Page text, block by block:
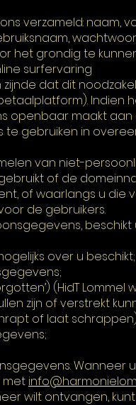
verzameld: naam,
het grondig te
surfervaring
dat dit
Indien
openbaar maakt aan
gebruiken in
van niet-
of de
of waarlangs u die
de gebruikers.
beschikt
over u beschikt;
(HidT Lommel
zijn of verstrekt
of laat
Wanneer
met
wilt ontvangen,